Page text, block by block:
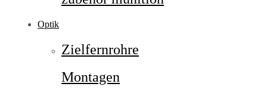
Optik
Zielfernrohre
Montagen